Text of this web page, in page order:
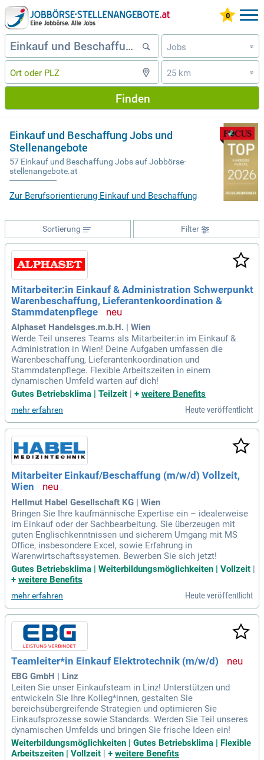
Jobs »
25 km »
Finden
Einkauf und Beschaffung Jobs und
Stellenangebote
57 Einkauf und Beschaffung Jobs auf Jobbörse-
stellenangebote.at
Zur Berufsorientierung Einkauf und Beschaffung
Filter
Sortierung
Mitarbeiter:in Einkauf & Administration Schwerpunkt
Warenbeschaffung, Lieferantenkoordination &
Stammdatenpflege
Alphaset Handelsges.m.b.H. | Wien
Werde Teil unseres Teams als Mitarbeiter:in im Einkauf &
Administration in Wien! Deine Aufgaben umfassen die
Warenbeschaffung, Lieferantenkoordination und
Stammdatenpflege. Flexible Arbeitszeiten in einem
dynamischen Umfeld warten auf dich!
Gutes Betriebsklima | Teilzeit
+ weitere Benefits
mehr erfahren Heute veröffentlicht
Mitarbeiter Einkauf/Beschaffung (m/w/d) Vollzeit,
Wien
Hellmut Habel Gesellschaft KG | Wien
Bringen Sie Ihre kaufmännische Expertise ein – idealerweise
im Einkauf oder der Sachbearbeitung. Sie überzeugen mit
guten Englischkenntnissen und sicherem Umgang mit MS
Office, insbesondere Excel, sowie Erfahrung in
Warenwirtschaftssystemen. Bewerben Sie sich jetzt!
Gutes Betriebsklima | Weiterbildungsmöglichkeiten | Vollzeit |
+ weitere Benefits
mehr erfahren Heute veröffentlicht
Teamleiter*in Einkauf Elektrotechnik (m/w/d)
EBG GmbH | Linz
Leiten Sie unser Einkaufsteam in Linz! Unterstützen und
entwickeln Sie Ihre Kolleg*innen, gestalten Sie
bereichsübergreifende Strategien und optimieren Sie
Einkaufsprozesse sowie Standards. Werden Sie Teil unseres
dynamischen Umfelds und bringen Sie frische Ideen ein!
Weiterbildungsmöglichkeiten | Gutes Betriebsklima | Flexible
Arbeitszeiten | Vollzeit | + weitere Benefits